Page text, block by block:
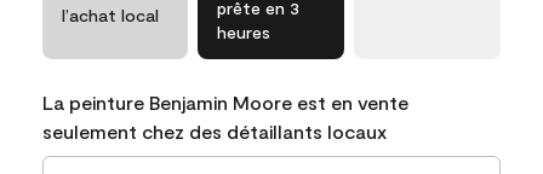
l’achat local
prête en 3
heures
La peinture Benjamin Moore est en vente
seulement chez des détaillants locaux